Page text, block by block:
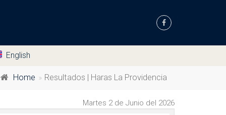
English
Home Resultados | Haras La Providencia
Martes 2 de Junio del 2026